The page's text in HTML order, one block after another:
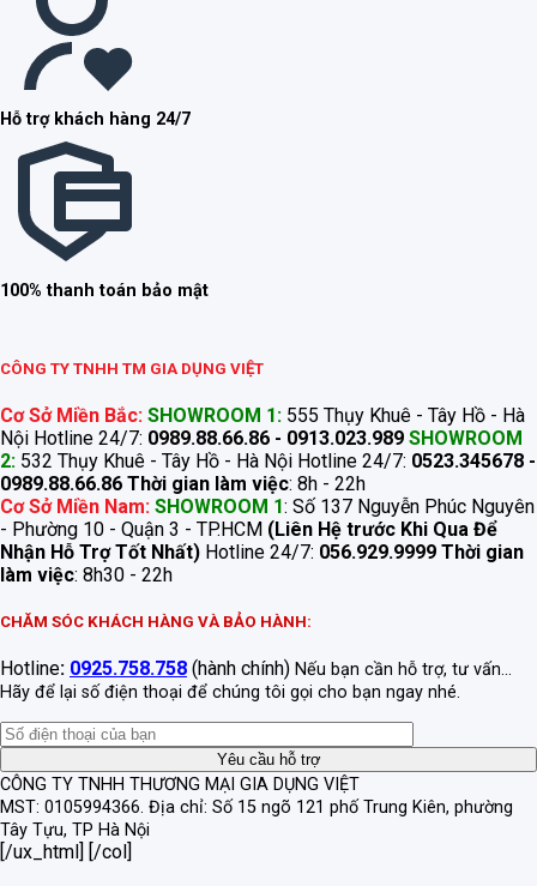
Hỗ trợ khách hàng 24/7
100% thanh toán bảo mật
CÔNG TY TNHH TM GIA DỤNG VIỆT
Cơ Sở Miền Bắc: SHOWROOM 1: 555 Thụy Khuê - Tây Hồ - Hà
Nội Hotline 24/7: 0989.88.66.86 - 0913.023.989 SHOWROOM
2: 532 Thụy Khuê - Tây Hồ - Hà Nội Hotline 24/7: 0523.345678 -
0989.88.66.86 Thời gian làm việc: 8h - 22h
Cơ Sở Miền Nam: SHOWROOM 1: Số 137 Nguyễn Phúc Nguyên
- Phường 10 - Quận 3 - TP.HCM (Liên Hệ trước Khi Qua Để
Nhận Hỗ Trợ Tốt Nhất) Hotline 24/7: 056.929.9999 Thời gian
làm việc: 8h30 - 22h
CHĂM SÓC KHÁCH HÀNG VÀ BẢO HÀNH:
Hotline: 0925.758.758 (hành chính) Nếu bạn cần hỗ trợ, tư vấn...
Hãy để lại số điện thoại để chúng tôi gọi cho bạn ngay nhé.
CÔNG TY TNHH THƯƠNG MẠI GIA DỤNG VIỆT
MST: 0105994366. Địa chỉ: Số 15 ngõ 121 phố Trung Kiên, phường
Tây Tựu, TP Hà Nội
[/ux_html] [/col]